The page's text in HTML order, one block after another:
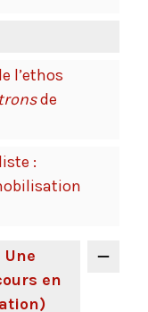
l’ethos
de
:
en